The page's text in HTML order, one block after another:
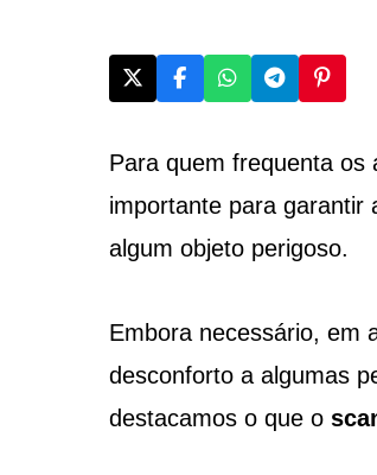
Para quem frequenta os
importante para garantir
algum objeto perigoso.
Embora necessário, em
desconforto a algumas
destacamos o que o